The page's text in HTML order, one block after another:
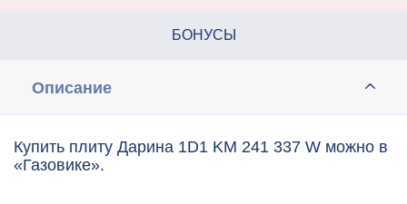
БОНУСЫ
Описание
Купить плиту Дарина 1D1 KM 241 337 W можно в
«Газовике».